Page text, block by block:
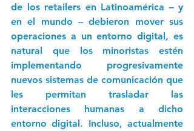
de los retailers en Latinoamérica – y
en el mundo – debieron mover sus
operaciones a un entorno digital, es
natural que los minoristas estén
implementando progresivamente
nuevos sistemas de comunicación que
les permitan trasladar las
interacciones humanas a dicho
entorno digital. Incluso, actualmente